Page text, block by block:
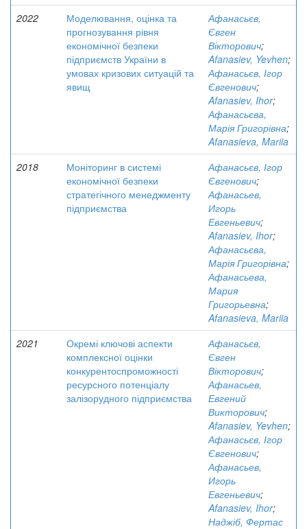
2022
Моделювання, оцінка та
прогнозування рівня
економічної безпеки
підприємств України в
умовах кризових ситуацій та
явищ
Афанасьєв,
Євген
Вікторович;
Afanasiev, Yevhen;
Афанасьєв, Ігор
Євгенович;
Afanasiev, Ihor;
Афанасьєва,
Марія Григорівна;
Afanasieva, Mariia
2018
Моніторинг в системі
економічної безпеки
стратегічного менеджменту
підприємства
Афанасьєв, Ігор
Євгенович;
Афанасьев,
Игорь
Евгеньевич;
Afanasiev, Ihor;
Афанасьєва,
Марія Григорівна;
Афанасьева,
Мария
Григорьевна;
Afanasieva, Mariia
2021
Окремі ключові аспекти
комплексної оцінки
конкурентоспроможності
ресурсного потенціалу
залізорудного підприємства
Афанасьєв,
Євген
Вікторович;
Афанасьев,
Евгений
Викторович;
Afanasiev, Yevhen;
Афанасьєв, Ігор
Євгенович;
Афанасьев,
Игорь
Евгеньевич;
Afanasiev, Ihor;
Наджіб, Фертас